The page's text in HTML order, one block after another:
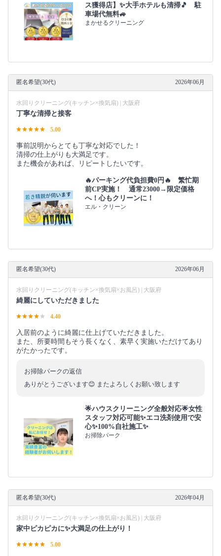
ス獲得店】✨大手ホテルも清掃🎵 駐
車場代無料🚙
まかせるクリーニング
匿名希望(30代) 2026年06月
水回りクリーニング(キッチン×換気扇) | 大阪府
丁寧な清掃と接客
5.00
事前説明からとても丁寧な対応でした！
清掃の仕上がりも大満足です。
また機会があれば、リピートしたいです。
🔥パーキング代負担費0円🔥 繁忙期
前CP実施！ 通常23000→限定価格
へ！心もクリーンに！
エル・クリーン
匿名希望(30代) 2026年06月
水回りクリーニング(キッチン×換気扇×お風呂) | 大阪府
綺麗にしていただきました
4.40
入居前のように綺麗に仕上げていただきました。
また、所要時間もそう長くなく、素早く実施いただけてあり
がたかったです。
お掃除パークの返信
ありがとうございます😊 またよろしくお願い致します
🌟ハウスクリーニング全般対応🌟女性
スタッフ対応可能✨エコ洗剤使用で安
心✨100%自社施工✨
お掃除パーク
匿名希望(30代) 2026年04月
水回りクリーニング(キッチン×換気扇×お風呂) | 大阪府
家中ピカピカに✨大満足の仕上がり！
5.00